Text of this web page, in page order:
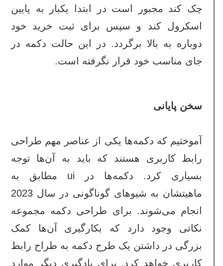
چک کند مجبور است در ابتدا یکبار به پایین
اسکرول کند و سپس برای ثبت خرید خود
دوباره به بالا برگردد. در این حالت دکمه در
جای مناسب خود قرار نگرفته است.
سخن پایانی
آموختیم که دکمه‌ها یکی از عناصر مهم طراحی
رابط کاربری هستند که باید به آن‌ها توجه
بسیاری کرد. دکمه‌ها در ui مطابق به
ماهیتشان به شیو‌های گوناگونی در سال 2023
انجام می‌شوند. برای طراحی دکمه مجموعه
نکاتی وجود دارد که بکارگیری آن‌ها کمک
بزرگی در داشتن یک طرح دکمه به طراح رابط
کاربری خواهد کرد. برای یادگیری دیگر موارد